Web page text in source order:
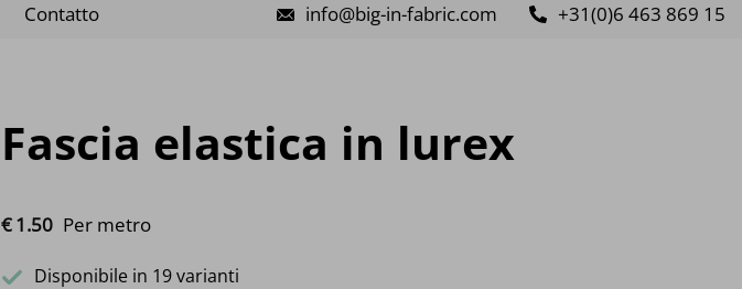
Contatto info@big-in-fabric.com +31(0)6 463 869 15
Fascia elastica in lurex
€1.50 Per metro
Disponibile in 19 varianti